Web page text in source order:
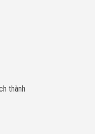
thành